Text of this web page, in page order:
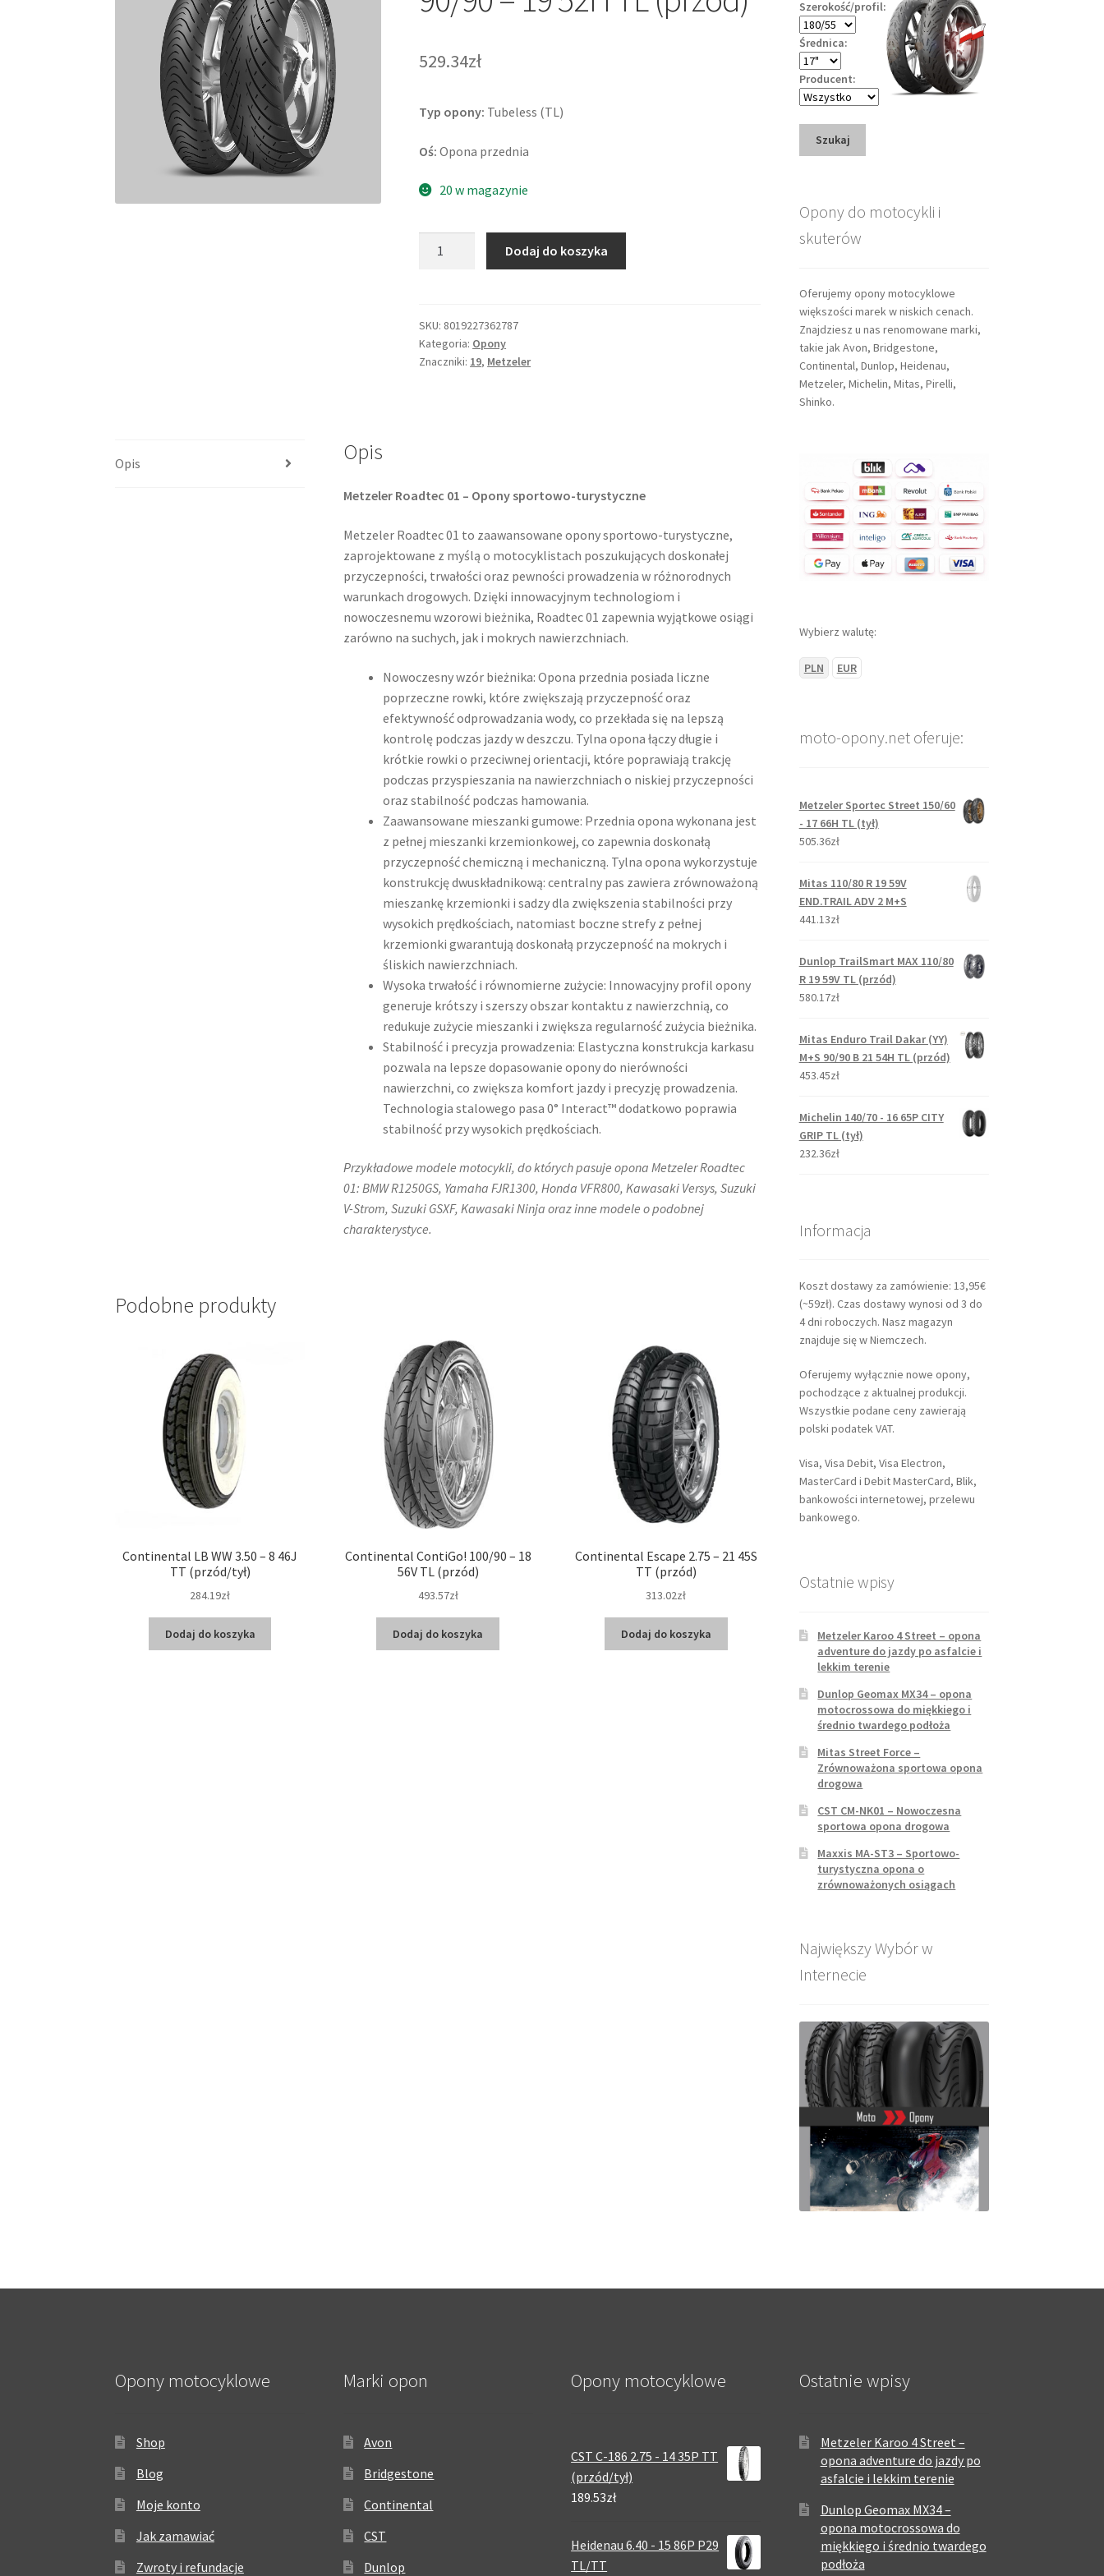
529.34zł
Typ opony: Tubeless (TL)
Oś: Opona przednia
20 w magazynie
90/90
-
19
Dodaj do koszyka
SKU: 8019227362787
Kategoria: Opony
Znaczniki: 19, Metzeler
Opis Opis
Metzeler Roadtec 01 – Opony sportowo-turystyczne
Metzeler Roadtec 01 to zaawansowane opony sportowo-turystyczne,
zaprojektowane z myślą o motocyklistach poszukujących doskonałej
przyczepności, trwałości oraz pewności prowadzenia w różnorodnych
warunkach drogowych. Dzięki innowacyjnym technologiom i
nowoczesnemu wzorowi bieżnika, Roadtec 01 zapewnia wyjątkowe osiągi
zarówno na suchych, jak i mokrych nawierzchniach.​
Nowoczesny wzór bieżnika: Opona przednia posiada liczne
poprzeczne rowki, które zwiększają przyczepność oraz
efektywność odprowadzania wody, co przekłada się na lepszą
kontrolę podczas jazdy w deszczu. Tylna opona łączy długie i
krótkie rowki o przeciwnej orientacji, które poprawiają trakcję
podczas przyspieszania na nawierzchniach o niskiej przyczepności
oraz stabilność podczas hamowania.
Zaawansowane mieszanki gumowe: Przednia opona wykonana jest
z pełnej mieszanki krzemionkowej, co zapewnia doskonałą
przyczepność chemiczną i mechaniczną. Tylna opona wykorzystuje
konstrukcję dwuskładnikową: centralny pas zawiera zrównoważoną
mieszankę krzemionki i sadzy dla zwiększenia stabilności przy
wysokich prędkościach, natomiast boczne strefy z pełnej
krzemionki gwarantują doskonałą przyczepność na mokrych i
śliskich nawierzchniach.
Wysoka trwałość i równomierne zużycie: Innowacyjny profil opony
generuje krótszy i szerszy obszar kontaktu z nawierzchnią, co
redukuje zużycie mieszanki i zwiększa regularność zużycia bieżnika.
Stabilność i precyzja prowadzenia: Elastyczna konstrukcja karkasu
pozwala na lepsze dopasowanie opony do nierówności
nawierzchni, co zwiększa komfort jazdy i precyzję prowadzenia.
Technologia stalowego pasa 0° Interact™ dodatkowo poprawia
stabilność przy wysokich prędkościach.
Przykładowe modele motocykli, do których pasuje opona Metzeler Roadtec
01: BMW R1250GS, Yamaha FJR1300, Honda VFR800, Kawasaki Versys, Suzuki
V-Strom, Suzuki GSXF, Kawasaki Ninja oraz inne modele o podobnej
charakterystyce.
Podobne produkty
Continental LB WW 3.50 – 8 46J
TT (przód/tył)
284.19zł
Dodaj do koszyka
Continental ContiGo! 100/90 – 18
56V TL (przód)
493.57zł
Dodaj do koszyka
Continental Escape 2.75 – 21 45S
TT (przód)
313.02zł
Dodaj do koszyka
Szerokość/profil:
Średnica:
Producent:
Szukaj
Opony do motocykli i
skuterów
Oferujemy opony motocyklowe
większości marek w niskich cenach.
Znajdziesz u nas renomowane marki,
takie jak Avon, Bridgestone,
Continental, Dunlop, Heidenau,
Metzeler, Michelin, Mitas, Pirelli,
Shinko.
Wybierz walutę:
PLN EUR
moto-opony.net oferuje:
Metzeler Sportec Street 150/60
- 17 66H TL (tył)
505.36zł
Mitas 110/80 R 19 59V
END.TRAIL ADV 2 M+S
441.13zł
Dunlop TrailSmart MAX 110/80
R 19 59V TL (przód)
580.17zł
Mitas Enduro Trail Dakar (YY)
M+S 90/90 B 21 54H TL (przód)
453.45zł
Michelin 140/70 - 16 65P CITY
GRIP TL (tył)
232.36zł
Informacja
Koszt dostawy za zamówienie: 13,95€
(~59zł). Czas dostawy wynosi od 3 do
4 dni roboczych. Nasz magazyn
znajduje się w Niemczech.
Oferujemy wyłącznie nowe opony,
pochodzące z aktualnej produkcji.
Wszystkie podane ceny zawierają
polski podatek VAT.
Visa, Visa Debit, Visa Electron,
MasterCard i Debit MasterCard, Blik,
bankowości internetowej, przelewu
bankowego.
Ostatnie wpisy
Metzeler Karoo 4 Street – opona
adventure do jazdy po asfalcie i
lekkim terenie
Dunlop Geomax MX34 – opona
motocrossowa do miękkiego i
średnio twardego podłoża
Mitas Street Force –
Zrównoważona sportowa opona
drogowa
CST CM-NK01 – Nowoczesna
sportowa opona drogowa
Maxxis MA-ST3 – Sportowo-
turystyczna opona o
zrównoważonych osiągach
Największy Wybór w
Internecie
Opony motocyklowe
Shop
Blog
Moje konto
Jak zamawiać
Zwroty i refundacje
Marki opon
Avon
Bridgestone
Continental
CST
Dunlop
Opony motocyklowe
CST C-186 2.75 - 14 35P TT
(przód/tył)
189.53zł
Heidenau 6.40 - 15 86P P29
TL/TT
Ostatnie wpisy
Metzeler Karoo 4 Street –
opona adventure do jazdy po
asfalcie i lekkim terenie
Dunlop Geomax MX34 –
opona motocrossowa do
miękkiego i średnio twardego
podłoża